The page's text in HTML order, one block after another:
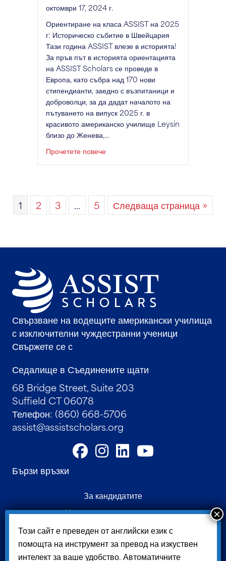
октомври 17, 2024 г.
Ориентиране на класа ASSIST на 2025
г: Историческо събитие в Швейцария
Тази година ASSIST влезе в историята!
За пръв път в историята ориентацията
на ASSIST Scholars се проведе в
Европа, като събра над 170 нови
стипендианти, заедно с възпитаници и
доброволци, за да дадат началото на
пътуването на випуск 2025 г. в
красивото американско училище Leysin
близо до Женева,...
Прочетете повечеза ASSIST Ориентация 2024,
1 2 3 ... 5 Следваща страница »
Свързване на водещите американски училища
с изключителни чуждестранни ученици
Свържете се с
Седалище в Съединените щати
68 Bridge Street, Suite 203
Suffield CT 06078
Телефон: (860) 668-5706
assist@assistscholars.org
Бързи връзки
За кандидатите
Нашата училищна мрежа
Свържете се с
Родителски портал
Този сайт е преведен от английски език с
помощта на инструмент за превод на изкуствен
интелект за ваше удобство. Автоматичните